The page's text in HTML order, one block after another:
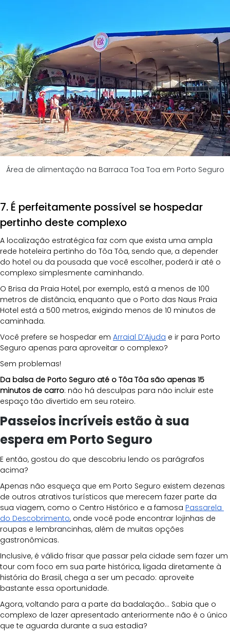
Área de alimentação na Barraca Toa Toa em Porto Seguro
7. É perfeitamente possível se hospedar
pertinho deste complexo
A localização estratégica faz com que exista uma ampla
rede hoteleira pertinho do Tôa Tôa, sendo que, a depender
do hotel ou da pousada que você escolher, poderá ir até o
complexo simplesmente caminhando.
O Brisa da Praia Hotel, por exemplo, está a menos de 100
metros de distância, enquanto que o Porto das Naus Praia
Hotel está a 500 metros, exigindo menos de 10 minutos de
caminhada.
Você prefere se hospedar em Arraial D’Ajuda e ir para Porto
Seguro apenas para aproveitar o complexo?
Sem problemas!
Da balsa de Porto Seguro até o Tôa Tôa são apenas 15
minutos de carro: não há desculpas para não incluir este
espaço tão divertido em seu roteiro.
Passeios incríveis estão à sua
espera em Porto Seguro
E então, gostou do que descobriu lendo os parágrafos
acima?
Apenas não esqueça que em Porto Seguro existem dezenas
de outros atrativos turísticos que merecem fazer parte da
sua viagem, como o Centro Histórico e a famosa Passarela
do Descobrimento, onde você pode encontrar lojinhas de
roupas e lembrancinhas, além de muitas opções
gastronômicas.
Inclusive, é válido frisar que passar pela cidade sem fazer um
tour com foco em sua parte histórica, ligada diretamente à
história do Brasil, chega a ser um pecado: aproveite
bastante essa oportunidade.
Agora, voltando para a parte da badalação... Sabia que o
complexo de lazer apresentado anteriormente não é o único
que te aguarda durante a sua estadia?